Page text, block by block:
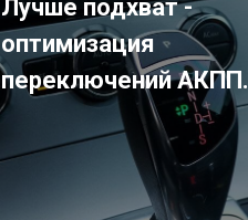
Лучше подхват -
оптимизация
переключений АКПП.